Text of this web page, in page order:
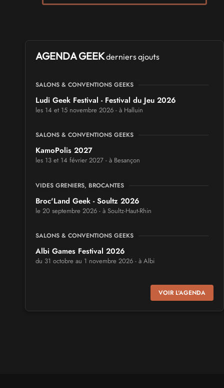
AGENDA GEEKderniers ajouts
SALONS & CONVENTIONS GEEKS
Ludi Geek Festival - Festival du Jeu 2026
les 14 et 15 novembre 2026 - à Halluin
SALONS & CONVENTIONS GEEKS
KamoPolis 2027
les 13 et 14 février 2027 - à Besançon
VIDES GRENIERS, BROCANTES
Broc'Land Geek - Soultz 2026
le 20 septembre 2026 - à Soultz-Haut-Rhin
SALONS & CONVENTIONS GEEKS
Albi Games Festival 2026
du 31 octobre au 1 novembre 2026 - à Albi
Virtual Calais - salon du jeu vidéo et des loisirs
numériques 2026
VOIR L'AGENDA